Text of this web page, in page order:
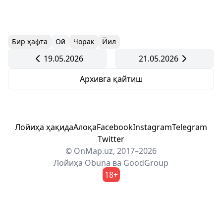
Бир ҳафта Ой Чорак Йил
19.05.2026
21.05.2026
Архивга қайтиш
Лойиҳа ҳақидаАлоқаFacebookInstagramTelegram
Twitter
© OnMap.uz, 2017–2026
Лойиҳа Obuna ва GoodGroup
18+